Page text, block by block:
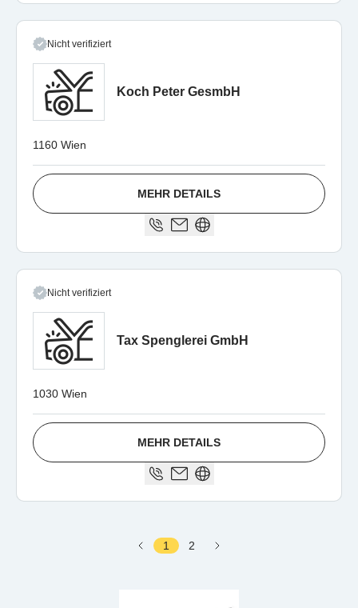
Nicht verifiziert
Koch Peter GesmbH
1160 Wien
MEHR DETAILS
Nicht verifiziert
Tax Spenglerei GmbH
1030 Wien
MEHR DETAILS
1 2